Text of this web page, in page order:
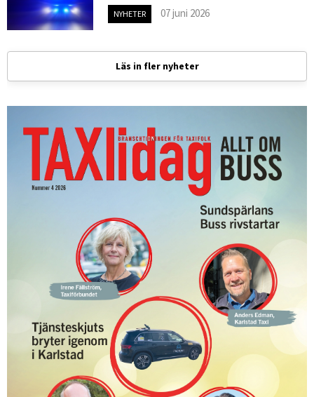
NYHETER 07 juni 2026
Läs in fler nyheter